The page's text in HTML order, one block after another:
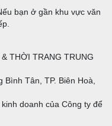
bạn ở gần khu vực văn
THỜI TRANG TRUNG
Bình Tân, TP. Biên Hoà,
doanh của Công ty để